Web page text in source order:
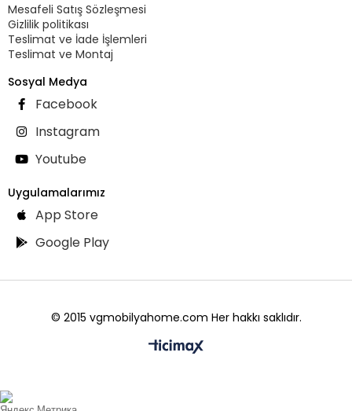
Mesafeli Satış Sözleşmesi
Gizlilik politikası
Teslimat ve İade İşlemleri
Teslimat ve Montaj
Sosyal Medya
Facebook
Instagram
Youtube
Uygulamalarımız
App Store
Google Play
© 2015 vgmobilyahome.com Her hakkı saklıdır.